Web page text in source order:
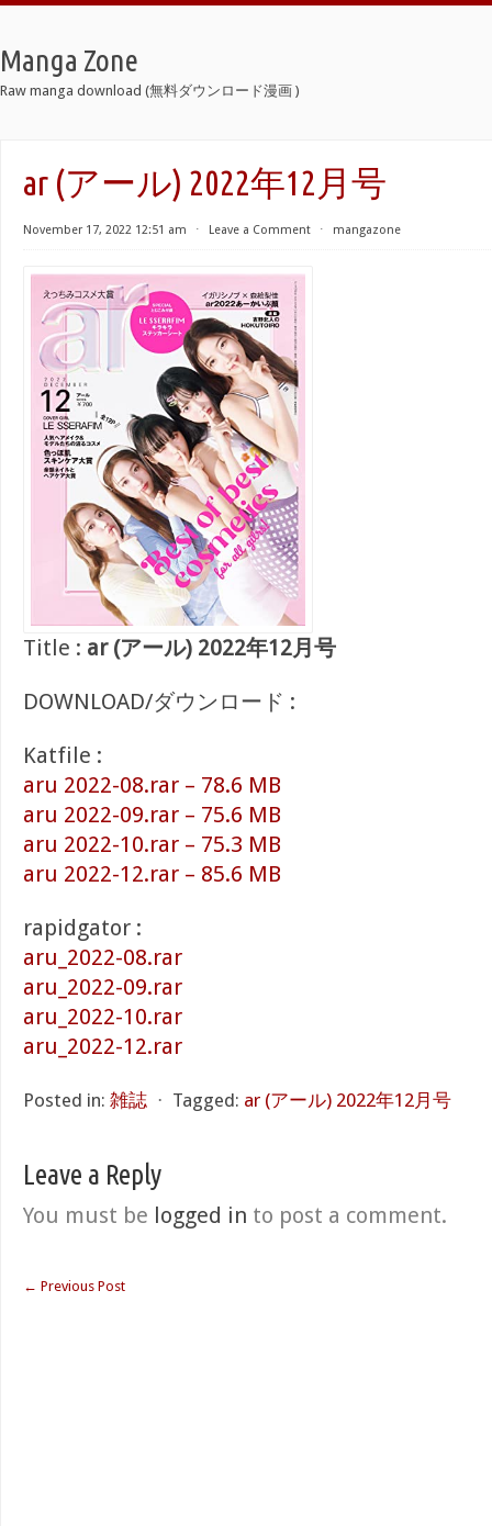
Manga Zone
Raw manga download (無料ダウンロード漫画 )
ar (アール) 2022年12月号
November 17, 2022 12:51 am ⋅ Leave a Comment ⋅ mangazone
Title : ar (アール) 2022年12月号
DOWNLOAD/ダウンロード :
Katfile :
aru 2022-08.rar – 78.6 MB
aru 2022-09.rar – 75.6 MB
aru 2022-10.rar – 75.3 MB
aru 2022-12.rar – 85.6 MB
rapidgator :
aru_2022-08.rar
aru_2022-09.rar
aru_2022-10.rar
aru_2022-12.rar
Posted in: 雑誌 ⋅ Tagged: ar (アール) 2022年12月号
Leave a Reply
You must be logged in to post a comment.
← Previous Post